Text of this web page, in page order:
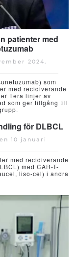
patienter med
2024.
som
med recidiverande
flera linjer av
som ger tillgång till
för DLBCL
10 januari
med recidiverande
med CAR-T-
liso-cel) i andra